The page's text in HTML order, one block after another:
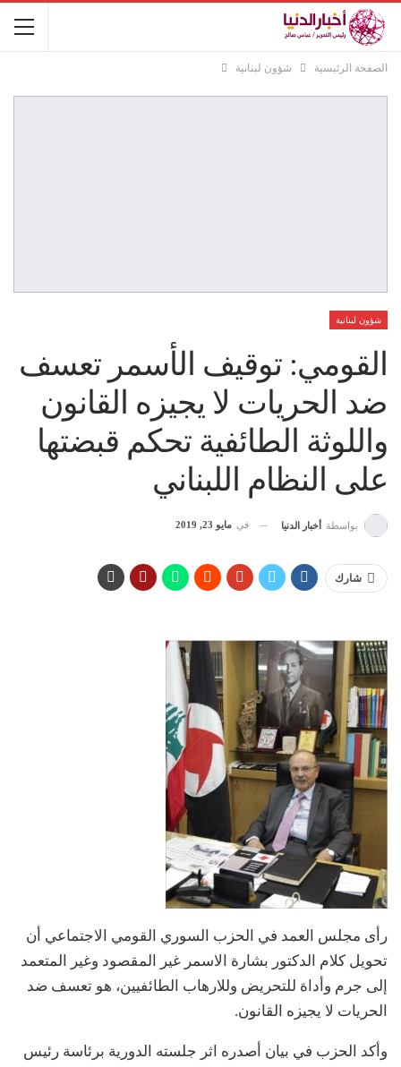
الصفحة الرئيسية شؤون لبنانية
شؤون لبنانية
القومي: توقيف الأسمر تعسف
ضد الحريات لا يجيزه القانون
واللوثة الطائفية تحكم قبضتها
على النظام اللبناني
بواسطة أخبار الدنيا في مايو 23, 2019
شارك
رأى مجلس العمد في الحزب السوري القومي الاجتماعي أن
تحويل كلام الدكتور بشارة الاسمر غير المقصود وغير المتعمد
إلى جرم وأداة للتحريض وللارهاب الطائفيين، هو تعسف ضد
الحريات لا يجيزه القانون.
وأكد الحزب في بيان أصدره اثر جلسته الدورية برئاسة رئيس